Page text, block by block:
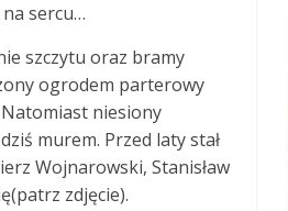
sercu…
szczytu oraz bramy
ogrodem parterowy
niesiony
murem. Przed laty stał
Wojnarowski, Stanisław
zdjęcie).